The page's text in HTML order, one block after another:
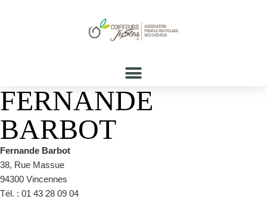
FERNANDE
BARBOT
Fernande Barbot
38, Rue Massue
94300 Vincennes
Tél. : 01 43 28 09 04